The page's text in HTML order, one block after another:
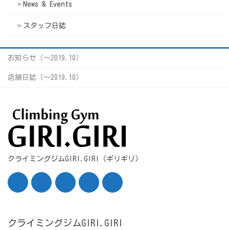
News & Events
スタッフ日誌
お知らせ（〜2019.10）
店舗日誌（〜2019.10）
クライミングジムGIRI.GIRI（ギリギリ）
クライミングジムGIRI.GIRI